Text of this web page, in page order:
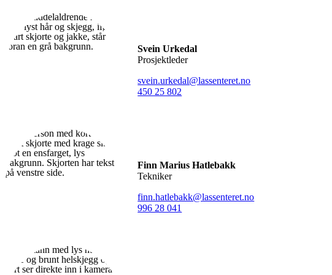
Svein Urkedal
Prosjektleder
svein.urkedal@lassenteret.no
450 25 802
Finn Marius Hatlebakk
Tekniker
finn.hatlebakk@lassenteret.no
996 28 041